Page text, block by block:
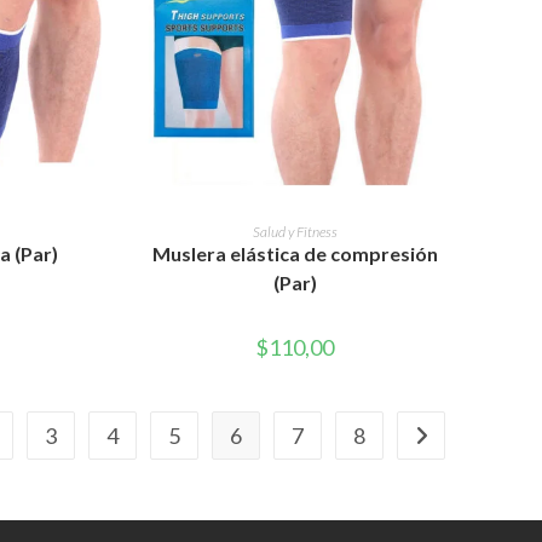
(Par)
AÑADIR AL CARRITO
Salud y Fitness
Muslera elástica de compresión
(Par)
$110,00
3 4 5 6 7 8